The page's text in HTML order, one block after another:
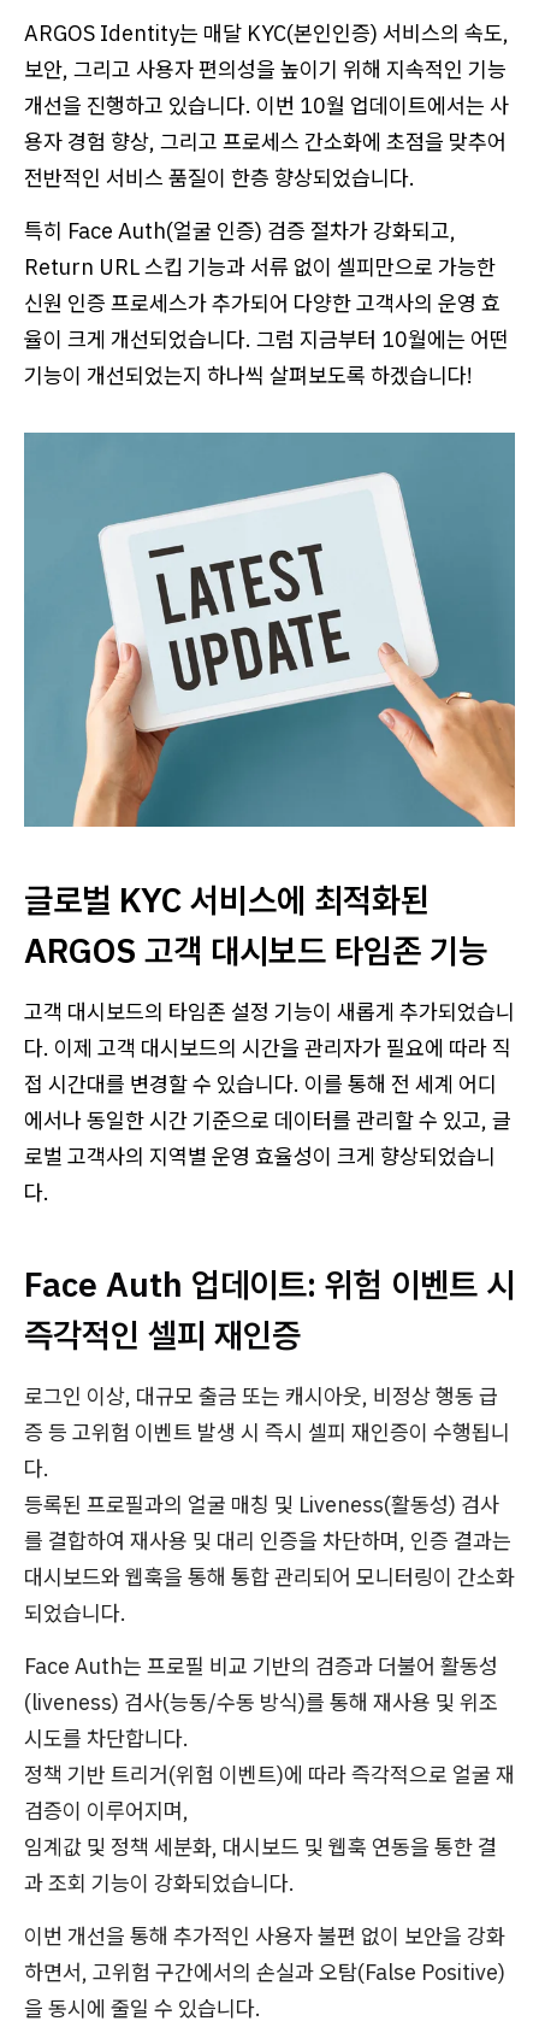
ARGOS Identity는 매달 KYC(본인인증) 서비스의 속도,
보안, 그리고 사용자 편의성을 높이기 위해 지속적인 기능
개선을 진행하고 있습니다. 이번 10월 업데이트에서는 사
용자 경험 향상, 그리고 프로세스 간소화에 초점을 맞추어
전반적인 서비스 품질이 한층 향상되었습니다.
특히 Face Auth(얼굴 인증) 검증 절차가 강화되고,
Return URL 스킵 기능과 서류 없이 셀피만으로 가능한
신원 인증 프로세스가 추가되어 다양한 고객사의 운영 효
율이 크게 개선되었습니다. 그럼 지금부터 10월에는 어떤
기능이 개선되었는지 하나씩 살펴보도록 하겠습니다!
글로벌 KYC 서비스에 최적화된
ARGOS 고객 대시보드 타임존 기능
고객 대시보드의 타임존 설정 기능이 새롭게 추가되었습니
다. 이제 고객 대시보드의 시간을 관리자가 필요에 따라 직
접 시간대를 변경할 수 있습니다. 이를 통해 전 세계 어디
에서나 동일한 시간 기준으로 데이터를 관리할 수 있고, 글
로벌 고객사의 지역별 운영 효율성이 크게 향상되었습니
다.
Face Auth 업데이트: 위험 이벤트 시
즉각적인 셀피 재인증
로그인 이상, 대규모 출금 또는 캐시아웃, 비정상 행동 급
증 등 고위험 이벤트 발생 시 즉시 셀피 재인증이 수행됩니
다.
등록된 프로필과의 얼굴 매칭 및 Liveness(활동성) 검사
를 결합하여 재사용 및 대리 인증을 차단하며, 인증 결과는
대시보드와 웹훅을 통해 통합 관리되어 모니터링이 간소화
되었습니다.
Face Auth는 프로필 비교 기반의 검증과 더불어 활동성
(liveness) 검사(능동/수동 방식)를 통해 재사용 및 위조
시도를 차단합니다.
정책 기반 트리거(위험 이벤트)에 따라 즉각적으로 얼굴 재
검증이 이루어지며,
임계값 및 정책 세분화, 대시보드 및 웹훅 연동을 통한 결
과 조회 기능이 강화되었습니다.
이번 개선을 통해 추가적인 사용자 불편 없이 보안을 강화
하면서, 고위험 구간에서의 손실과 오탐(False Positive)
을 동시에 줄일 수 있습니다.